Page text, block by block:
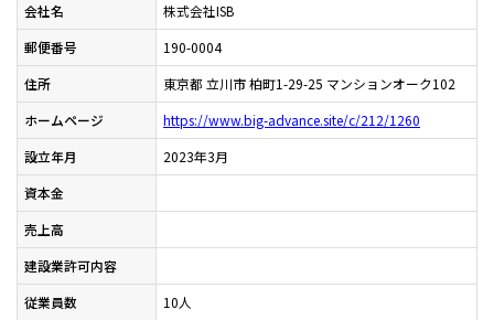
会社名
株式会社ISB
郵便番号
190-0004
住所
東京都 立川市 柏町1-29-25 マンションオーク102
ホームページ
https://www.big-advance.site/c/212/1260
設立年月
2023年3月
資本金
売上高
建設業許可内容
従業員数
10人